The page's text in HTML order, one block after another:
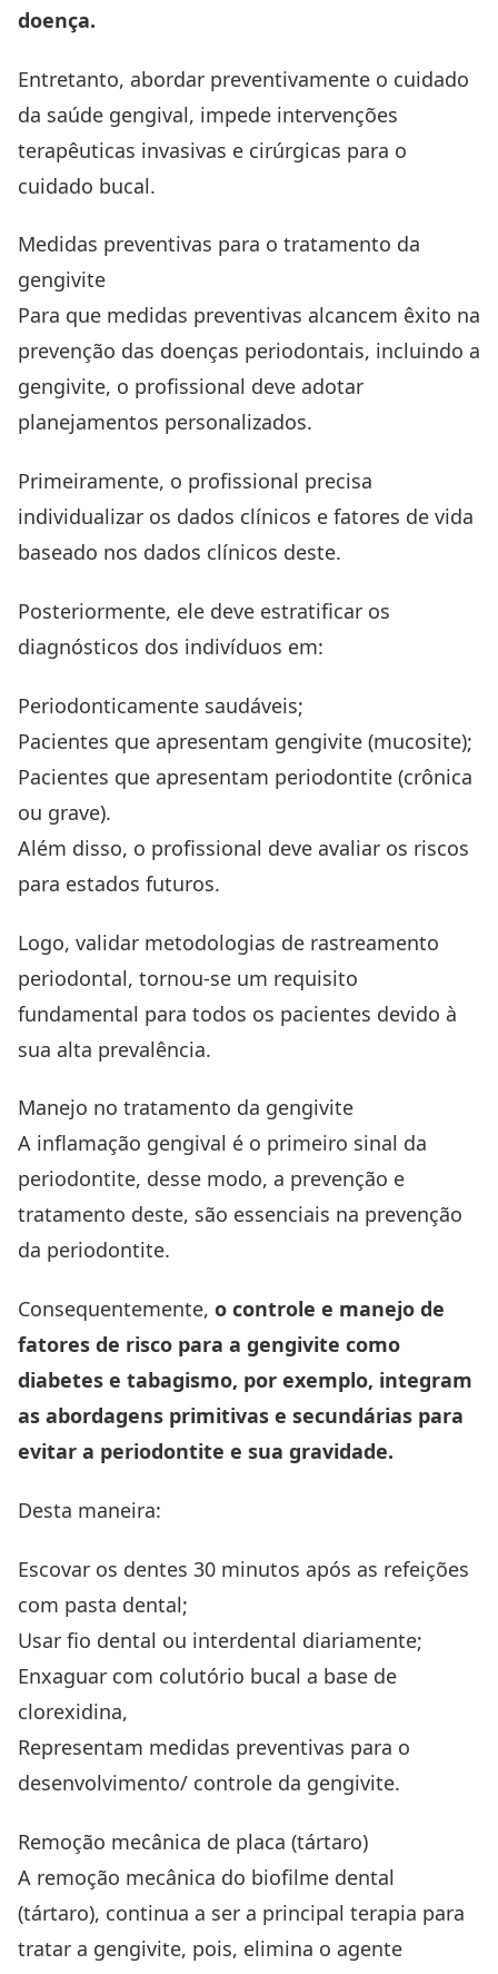
doença.
Entretanto, abordar preventivamente o cuidado
da saúde gengival, impede intervenções
terapêuticas invasivas e cirúrgicas para o
cuidado bucal.
Medidas preventivas para o tratamento da
gengivite
Para que medidas preventivas alcancem êxito na
prevenção das doenças periodontais, incluindo a
gengivite, o profissional deve adotar
planejamentos personalizados.
Primeiramente, o profissional precisa
individualizar os dados clínicos e fatores de vida
baseado nos dados clínicos deste.
Posteriormente, ele deve estratificar os
diagnósticos dos indivíduos em:
Periodonticamente saudáveis;
Pacientes que apresentam gengivite (mucosite);
Pacientes que apresentam periodontite (crônica
ou grave).
Além disso, o profissional deve avaliar os riscos
para estados futuros.
Logo, validar metodologias de rastreamento
periodontal, tornou-se um requisito
fundamental para todos os pacientes devido à
sua alta prevalência.
Manejo no tratamento da gengivite
A inflamação gengival é o primeiro sinal da
periodontite, desse modo, a prevenção e
tratamento deste, são essenciais na prevenção
da periodontite.
Consequentemente, o controle e manejo de
fatores de risco para a gengivite como
diabetes e tabagismo, por exemplo, integram
as abordagens primitivas e secundárias para
evitar a periodontite e sua gravidade.
Desta maneira:
Escovar os dentes 30 minutos após as refeições
com pasta dental;
Usar fio dental ou interdental diariamente;
Enxaguar com colutório bucal a base de
clorexidina,
Representam medidas preventivas para o
desenvolvimento/ controle da gengivite.
Remoção mecânica de placa (tártaro)
A remoção mecânica do biofilme dental
(tártaro), continua a ser a principal terapia para
tratar a gengivite, pois, elimina o agente